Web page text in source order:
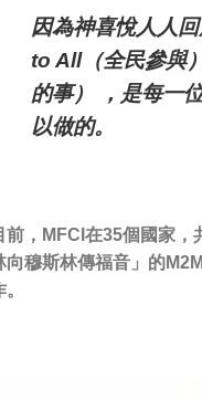
因為神喜悅人人
to All（全民參與
的事） ，是每一
以做的。
前，MFCI在35個國家，
向穆斯林傳福音」的